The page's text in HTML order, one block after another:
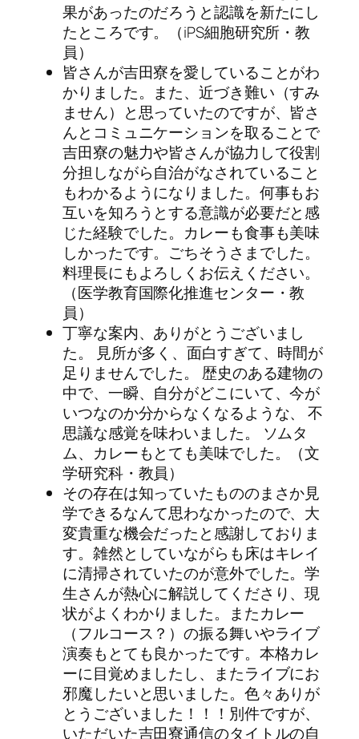
果があったのだろうと認識を新たにし
たところです。（iPS細胞研究所・教
員）
皆さんが吉田寮を愛していることがわ
かりました。また、近づき難い（すみ
ません）と思っていたのですが、皆さ
んとコミュニケーションを取ることで
吉田寮の魅力や皆さんが協力して役割
分担しながら自治がなされていること
もわかるようになりました。何事もお
互いを知ろうとする意識が必要だと感
じた経験でした。カレーも食事も美味
しかったです。ごちそうさまでした。
料理長にもよろしくお伝えください。
（医学教育国際化推進センター・教
員）
丁寧な案内、ありがとうございまし
た。 見所が多く、面白すぎて、時間が
足りませんでした。 歴史のある建物の
中で、一瞬、自分がどこにいて、今が
いつなのか分からなくなるような、 不
思議な感覚を味わいました。 ソムタ
ム、カレーもとても美味でした。（文
学研究科・教員）
その存在は知っていたもののまさか見
学できるなんて思わなかったので、大
変貴重な機会だったと感謝しておりま
す。雑然としていながらも床はキレイ
に清掃されていたのが意外でした。学
生さんが熱心に解説してくださり、現
状がよくわかりました。またカレー
（フルコース？）の振る舞いやライブ
演奏もとても良かったです。本格カレ
ーに目覚めましたし、またライブにお
邪魔したいと思いました。色々ありが
とうございました！！！別件ですが、
いただいた吉田寮通信のタイトルの自